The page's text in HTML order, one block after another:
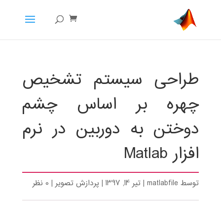
طراحی سیستم تشخیص
چهره بر اساس چشم
دوختن به دوربین در نرم
افزار Matlab
توسطmatlabfile
|تیر 14, 1397 | پردازش تصویر| 0 نظر